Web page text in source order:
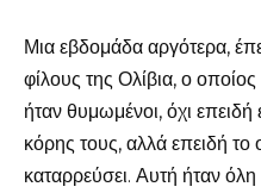
Μια εβδομάδα αργότερα,
φίλους της Ολίβια, ο οποίος
ήταν θυμωμένοι, όχι επειδή
κόρης τους, αλλά επειδή το
καταρρεύσει. Αυτή ήταν